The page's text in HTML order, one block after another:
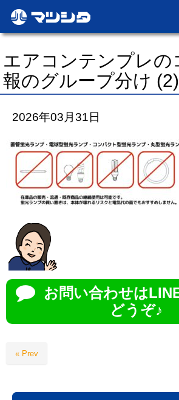
エアコンテンプレの
報のグループ分け (2)
2026年03月31日
お問い合わせは
どうぞ♪
« Prev